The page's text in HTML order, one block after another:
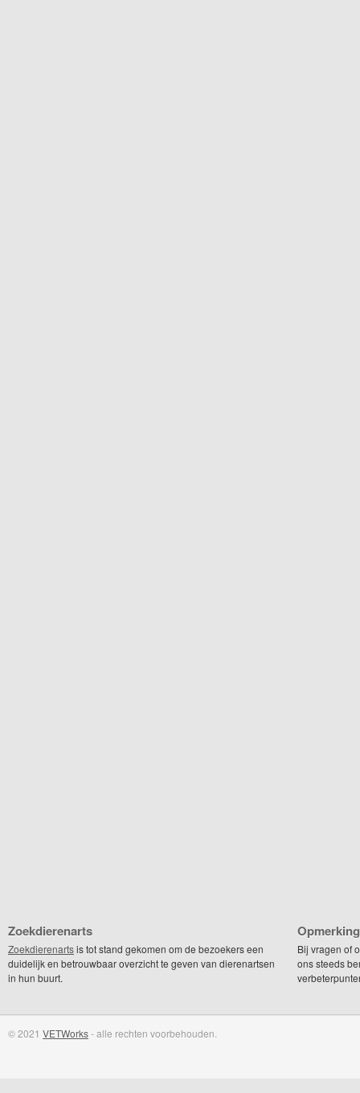
Zoekdierenarts
Zoekdierenartsis tot stand gekomen om de bezoekers een
duidelijk en betrouwbaar overzicht te geven van dierenartsen
in hun buurt.
Bij vragen of
ons steeds
© 2021 VETWorks- alle rechten voorbehouden.